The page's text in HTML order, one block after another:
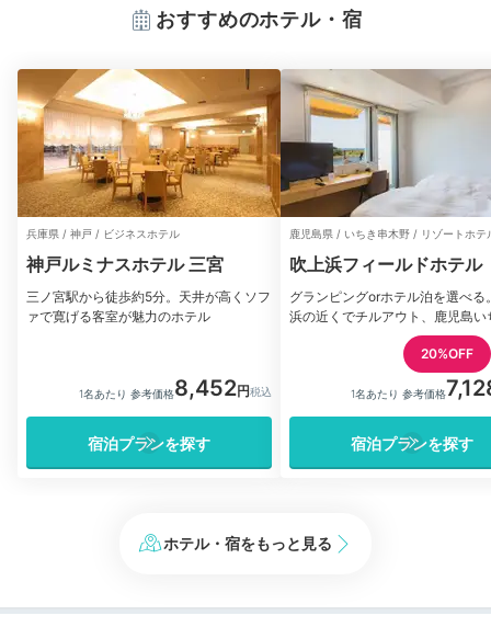
おすすめのホテル・宿
兵庫県 / 神戸 / ビジネスホテル
神戸ルミナスホテル 三宮
三ノ宮駅から徒歩約5分。天井が高くソフ
ァで寛げる客室が魅力のホテル
1名あたり 参考価格8,452
宿泊プランを探す
鹿児島県 / いちき串木野 / リゾートホテ
吹上浜フィールドホテル
グランピングorホテル泊を選べる
浜の近くでチルアウト、鹿児島い
20%OFF
1名あたり 参考価格
宿泊プランを探す
ホテル・宿をもっと見る